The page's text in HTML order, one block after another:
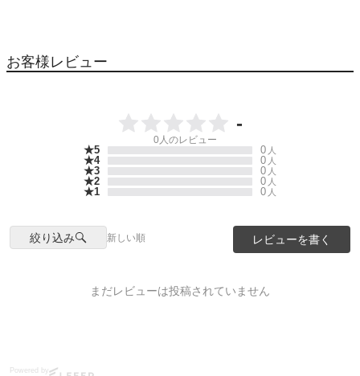
お客様レビュー
-
0 人のレビュー
★5 0 人
★4 0 人
★3 0 人
★2 0 人
★1 0 人
絞り込み 新しい順 レビューを書く
まだレビューは投稿されていません
Powered by